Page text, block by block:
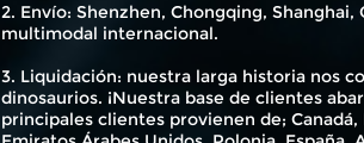
2. Envío: Shenzhen, Chongqing,
multimodal internacional.
3. Liquidación: nuestra larga historia nos
dinosaurios. ¡Nuestra base de clientes
principales clientes provienen de; Canadá,